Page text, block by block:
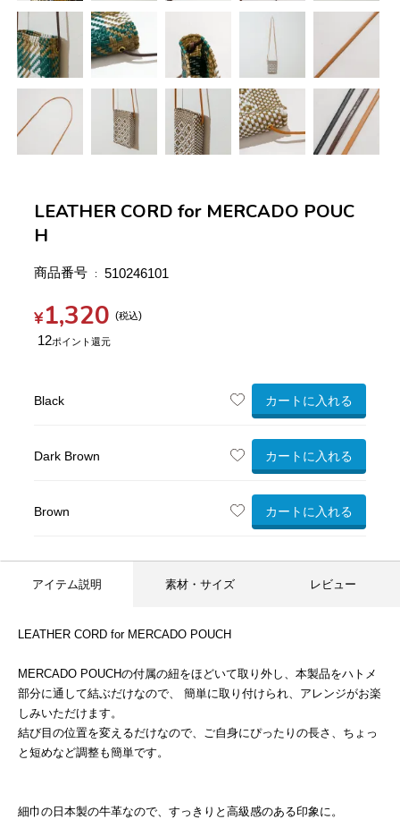
LEATHER CORD for MERCADO POUC
H
商品番号 510246101
¥1,320 税込
12
Black カートに入れる
Dark Brown カートに入れる
Brown カートに入れる
アイテム説明 素材・サイズ レビュー
LEATHER CORD for MERCADO POUCH
MERCADO POUCHの付属の紐をほどいて取り外し、本製品をハトメ
部分に通して結ぶだけなので、 簡単に取り付けられ、アレンジがお楽
しみいただけます。
結び目の位置を変えるだけなので、ご自身にぴったりの長さ、ちょっ
と短めなど調整も簡単です。
細巾の日本製の牛革なので、すっきりと高級感のある印象に。